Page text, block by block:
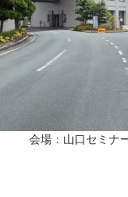
会場：山口セミナ